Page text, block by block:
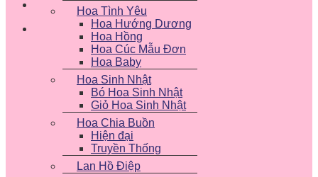
Hoa Tình Yêu
Hoa Hướng Dương
Hoa Hồng
Hoa Cúc Mẫu Đơn
Hoa Baby
Hoa Sinh Nhật
Bó Hoa Sinh Nhật
Giỏ Hoa Sinh Nhật
Hoa Chia Buồn
Hiện đại
Truyền Thống
Lan Hồ Điệp